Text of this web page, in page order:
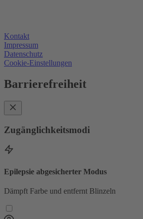
Kontakt
Impressum
Datenschutz
Cookie-Einstellungen
Barrierefreiheit
Zugänglichkeitsmodi
Epilepsie abgesicherter Modus
Dämpft Farbe und entfernt Blinzeln